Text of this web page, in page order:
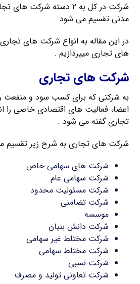
شرکت در کل به ۲ دسته
مدنی تقسیم می شود .
در این مقاله به انواع شرکت های
های تجاری میپردازیم .
شرکت های تجاری
به شرکتی که برای کسب سود و منفعت
اعضا، فعالیت های اقتصادی خاصی را
تجاری گفته می شود .
شرکت های تجاری به شرح زیر تقسیم
شرکت های سهامی خاص
شرکت سهامی عام
شرکت مسئولیت محدود
شرکت تضامنی
موسسه
شرکت دانش بنیان
شرکت مختلط غیر سهامی
شرکت مختلط سهامی
شرکت نسبی
شرکت تعاونی تولید و مصرف